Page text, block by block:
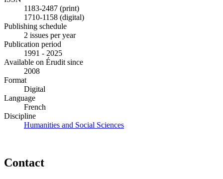
1183-2487 (print)
1710-1158 (digital)
Publishing schedule
2 issues per year
Publication period
1991 - 2025
Available on Érudit since
2008
Format
Digital
Language
French
Discipline
Humanities and Social Sciences
Contact